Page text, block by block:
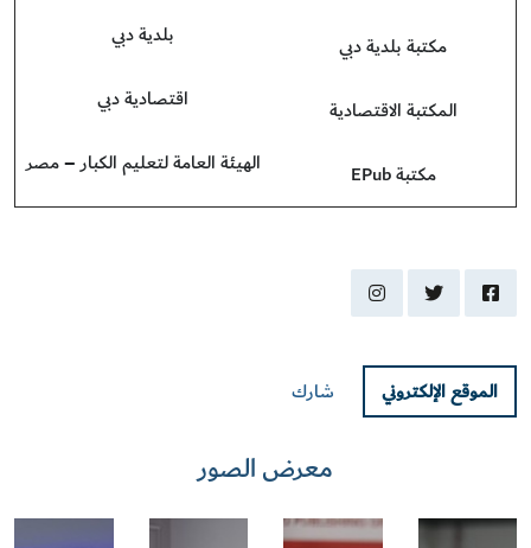
مكتبة بلدية دبي بلدية دبي
المكتبة الاقتصادية اقتصادية دبي
مكتبة EPub الهيئة العامة لتعليم الكبار – مصر
facebook
twitter
الموقع الإلكتروني شارك
معرض الصور